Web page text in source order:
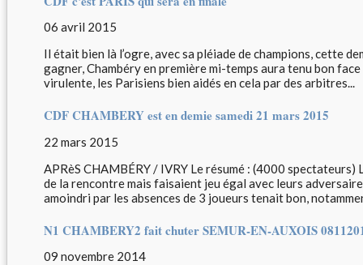
06 avril 2015
Il était bien là l’ogre, avec sa pléiade de champions, cette
gagner, Chambéry en première mi-temps aura tenu bon
virulente, les Parisiens bien aidés en cela par des arbitres...
CDF CHAMBERY est en demie samedi 21 mars 2015
22 mars 2015
APRèS CHAMBÉRY / IVRY Le résumé : (4000
de la rencontre mais faisaient jeu égal avec leurs
amoindri par les absences de 3 joueurs tenait bon,
N1 CHAMBERY2 fait chuter SEMUR-EN-AUXOIS
09 novembre 2014